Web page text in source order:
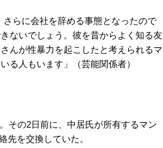
さらに会社を辞める事態となったので
ないでしょう。彼を昔からよく知る友
んが性暴力を起こしたと考えられるマ
る人もいます」（芸能関係者）
その2日前に、中居氏が所有するマン
先を交換していた。